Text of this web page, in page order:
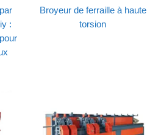
:
Broyeur de ferraille à haute
torsion